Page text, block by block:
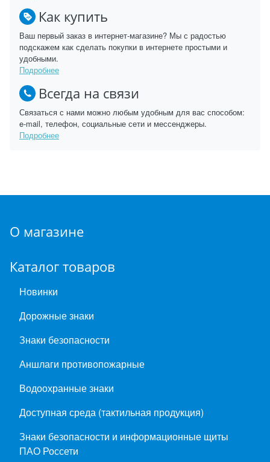
Как купить
Ваш первый заказ в интернет-магазине? Мы с радостью
подскажем как сделать покупки в интернете простыми и
удобными.
Подробнее
Всегда на связи
Связаться с нами можно любым удобным для вас способом:
e-mail, телефон, социальные сети и мессенджеры.
Подробнее
О магазине
Каталог товаров
Новинки
Дорожные знаки
Знаки безопасности
Аншлаги противопожарные
Водоохранные знаки
Доступная среда (тактильная продукция)
Знаки безопасности и информационные щиты
ПАО Россети